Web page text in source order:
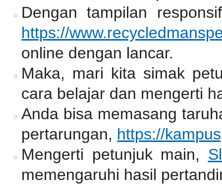
Dengan tampilan
https://
online dengan lancar.
Maka, mari kita simak
cara belajar dan mengerti
Anda bisa memasang
pertarungan, https://
Mengerti petunjuk main,
memengaruhi hasil